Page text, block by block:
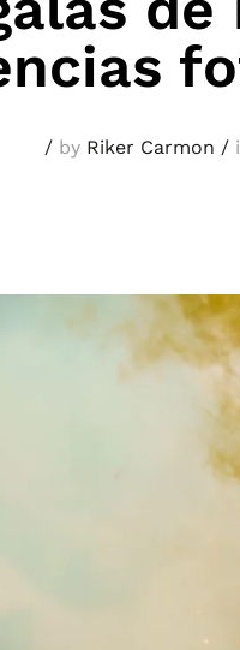
/by Riker Carmon /